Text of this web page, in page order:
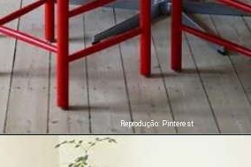
Reprodução: Pinterest